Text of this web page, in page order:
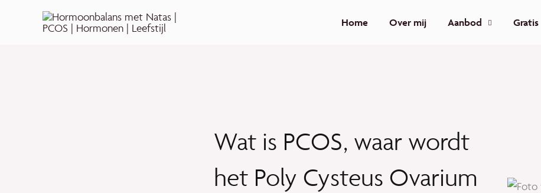
Home Over mij Aanbod Gratis
Wat is PCOS, waar wordt
het Poly Cysteus Ovarium